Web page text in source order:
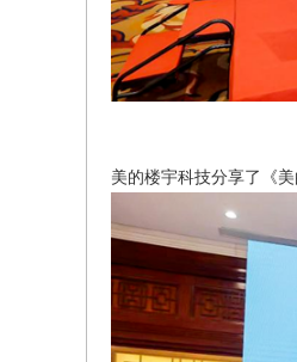
美的楼宇科技分享了《